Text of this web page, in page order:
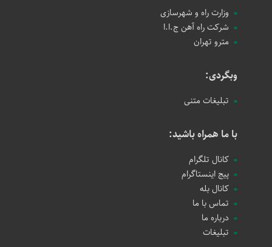
وزارت راه و شهرسازی
شرکت راه آهن ج.ا.ا
مترو تهران
وبگردی:
تبلیغات متنی
با ما همراه باشید:
کانال تلگرام
پیج اینستاگرام
کانال بله
تماس با ما
درباره ما
تبلیغات